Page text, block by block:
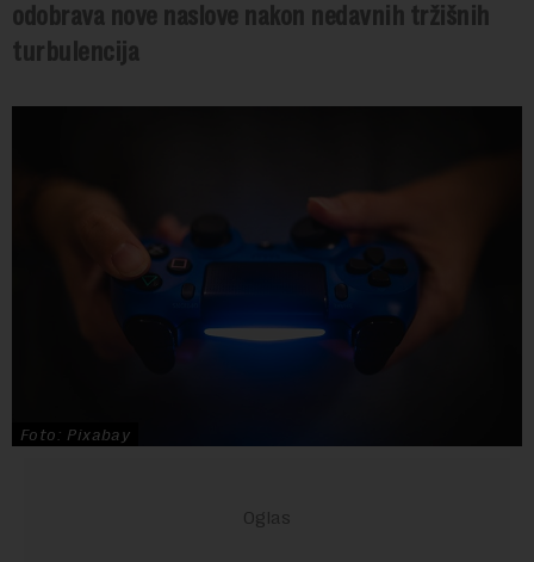
odobrava nove naslove nakon nedavnih tržišnih
turbulencija
Foto: Pixabay